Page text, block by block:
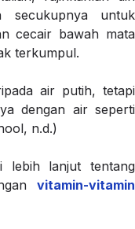
untuk
cecair bawah mata
terkumpul.
air putih, tetapi
dengan air seperti
n.d.)
lebih lanjut tentang
vitamin-vitamin